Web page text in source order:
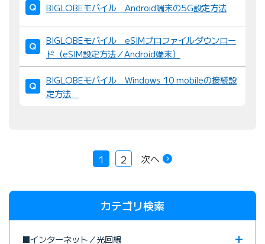
BIGLOBEモバイル Android端末の5G設定方法
BIGLOBEモバイル eSIMプロファイルダウンロー
ド（eSIM設定方法／Android端末）
BIGLOBEモバイル Windows 10 mobileの接続設
定方法
1 2 次へ
カテゴリ検索
■インターネット／光回線